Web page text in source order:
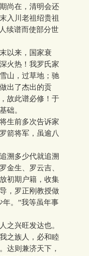
尚在，清明会还
入川老祖绍贵祖
续谱而使部分世
以来，国家衰
火热！我罗氏家
山，过草地；驰
出了杰出的贡
故此谱必修！于
础。
生前多次告诉家
箭将军，虽逾八
溯多少代就追溯
金生、罗云吉、
初期户籍，收集
，罗正刚教授做
年。”我等虽年事
兴旺发达也。
之族人，必和睦
达则兼济天下，